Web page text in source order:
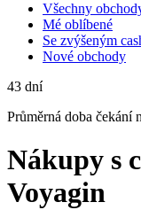
Všechny
Mé oblíbené
Se zvýšeným
Nové obchody
43 dní
Průměrná doba čekání
Nákupy s
Voyagin